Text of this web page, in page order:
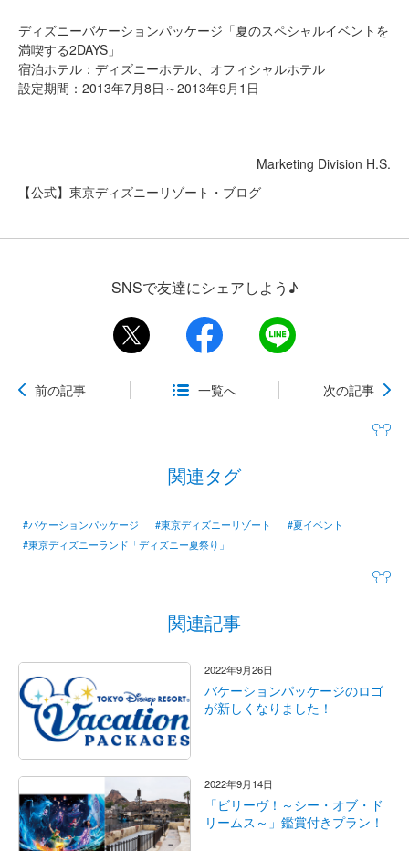
ディズニーバケーションパッケージ「夏のスペシャルイベントを
満喫する2DAYS」
宿泊ホテル：ディズニーホテル、オフィシャルホテル
設定期間：2013年7月8日～2013年9月1日
Marketing Division H.S.
【公式】東京ディズニーリゾート・ブログ
SNSで友達にシェアしよう♪
前の記事 一覧へ 次の記事
関連タグ
#バケーションパッケージ #東京ディズニーリゾート
#夏イベント
#東京ディズニーランド「ディズニー夏祭り」
関連記事
2022年9月26日
バケーションパッケージのロゴ
が新しくなりました！
2022年9月14日
「ビリーヴ！～シー・オブ・ド
リームス～」鑑賞付きプラン！